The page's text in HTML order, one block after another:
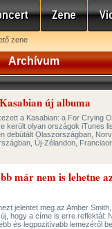
zene
Archívum
új albuma
a Kasabian: a For Crying
került olyan országok iTunes
debütált Olaszországban,
Új-Zélandon,
már nem is lehetne
jelentet meg az Amber
hogy a címe is erre reflektál:
és legpozitívabb lemezéről